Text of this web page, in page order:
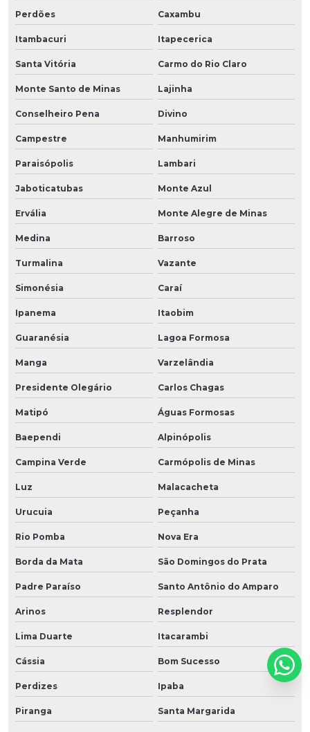
Perdões Caxambu
Itambacuri Itapecerica
Santa Vitória Carmo do Rio Claro
Monte Santo de Minas Lajinha
Conselheiro Pena Divino
Campestre Manhumirim
Paraisópolis Lambari
Jaboticatubas Monte Azul
Ervália Monte Alegre de Minas
Medina Barroso
Turmalina Vazante
Simonésia Caraí
Ipanema Itaobim
Guaranésia Lagoa Formosa
Manga Varzelândia
Presidente Olegário Carlos Chagas
Matipó Águas Formosas
Baependi Alpinópolis
Campina Verde Carmópolis de Minas
Luz Malacacheta
Urucuia Peçanha
Rio Pomba Nova Era
Borda da Mata São Domingos do Prata
Padre Paraíso Santo Antônio do Amparo
Arinos Resplendor
Lima Duarte Itacarambi
Cássia Bom Sucesso
Perdizes Ipaba
Piranga Santa Margarida